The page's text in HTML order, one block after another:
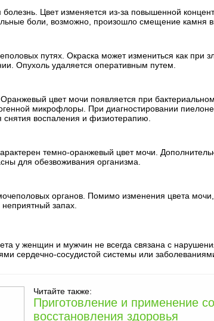
Цвет изменяется из-за повышенной
боли, возможно, произошло смещение камня
путях. Окраска может измениться как при
Опухоль удаляется оперативным путем.
цвет мочи появляется при
микрофлоры. При диагностировании
снятия воспаления и физиотерапию.
темно-оранжевый цвет мочи.
для обезвоживания организма.
органов. Помимо изменения цвета
неприятный запах.
у женщин и мужчин не всегда связана с
сердечно-сосудистой системы или
Читайте также:
Приготовление и применение
восстановления здоровья